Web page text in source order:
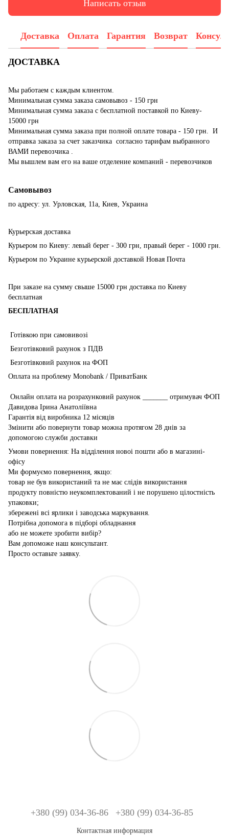
Написать отзыв
Доставка Оплата Гарантия Возврат
ДОСТАВКА
Мы работаем с каждым клиентом.
Минимальная сумма заказа самовывоз - 150 грн
Минимальная сумма заказа с бесплатной поставкой по Киеву-
15000 грн
Минимальная сумма заказа при полной оплате товара - 150 грн. И
отправка заказа за счет заказчика согласно тарифам выбранного
ВАМИ перевозчика .
Мы вышлем вам его на ваше отделение компаний - перевозчиков
Самовывоз
по адресу: ул. Урловская, 11а, Киев, Украина
Курьерская доставка
Курьером по Киеву: левый берег - 300 грн, правый берег - 1000 грн.
Курьером по Украине курьерской доставкой Новая Почта
При заказе на сумму свыше 15000 грн доставка по Киеву
бесплатная
БЕСПЛАТНАЯ
Готівкою при самовивозі
Безготівковий рахунок з ПДВ
Безготівковий рахунок на ФОП
Оплата на проблему Monobank / ПриватБанк
Онлайн оплата на розрахунковий рахунок _______ отримувач ФОП
Давидова Ірина Анатоліївна
Гарантія від виробника 12 місяців
Змінити або повернути товар можна протягом 28 днів за
допомогою служби доставки
Умови повернення: На відділення новоі пошти або в магазині-
офісу
Ми формуємо повернення, якщо:
товар не був використаний та не має слідів використання
продукту повністю неукомплектований і не порушено цілостність
упаковки;
збережені всі ярлики і заводська маркування.
Потрібна допомога в підборі обладнання
або не можете зробити вибір?
Вам допоможе наш консультант.
Просто оставьте заявку.
+380 (99) 034-36-86 +380 (99) 034-36-85
Контактная информация